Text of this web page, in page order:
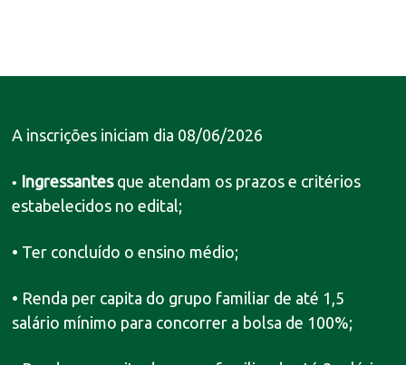
A inscrições iniciam dia 08/06/2026
• Ingressantesque atendam os prazos e critérios
estabelecidos no edital;
• Ter concluído o ensino médio;
• Renda per capita do grupo familiar de até 1,5
salário mínimo para concorrer a bolsa de 100%;